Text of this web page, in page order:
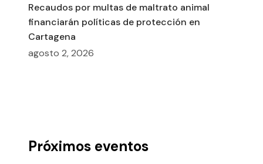
Recaudos por multas de maltrato animal
financiarán políticas de protección en
Cartagena
agosto 2, 2026
Próximos eventos